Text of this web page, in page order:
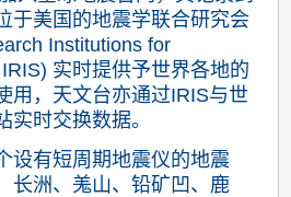
于美国的地震学联合研究会
Institutions for
实时提供予世界各地的
用，天文台亦通过IRIS与世
实时交换数据。
设有短周期地震仪的地震
长洲、羗山、铅矿凹、鹿